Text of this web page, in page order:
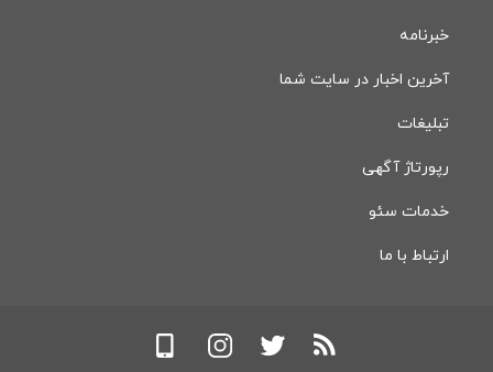
خبرنامه
آخرین اخبار در سایت شما
تبلیغات
رپورتاژ آگهی
خدمات سئو
ارتباط با ما